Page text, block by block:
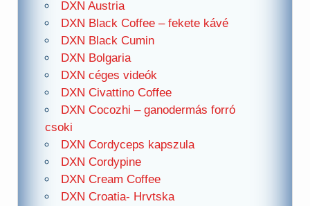
DXN Austria
DXN Black Coffee – fekete kávé
DXN Black Cumin
DXN Bolgaria
DXN céges videók
DXN Civattino Coffee
DXN Cocozhi – ganodermás forró
csoki
DXN Cordyceps kapszula
DXN Cordypine
DXN Cream Coffee
DXN Croatia- Hrvtska